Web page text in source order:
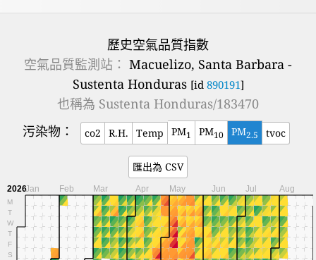
歷史空氣品質指數
空氣品質監測站： Macuelizo, Santa Barbara -
Sustenta Honduras [id 890191]
也稱為 Sustenta Honduras/183470
污染物：
co2 R.H. Temp PM1 PM10 PM2.5 tvoc
匯出為 CSV
2026
M
T
W
T
F
S
Jan Feb Mar Apr May Jun Jul Aug